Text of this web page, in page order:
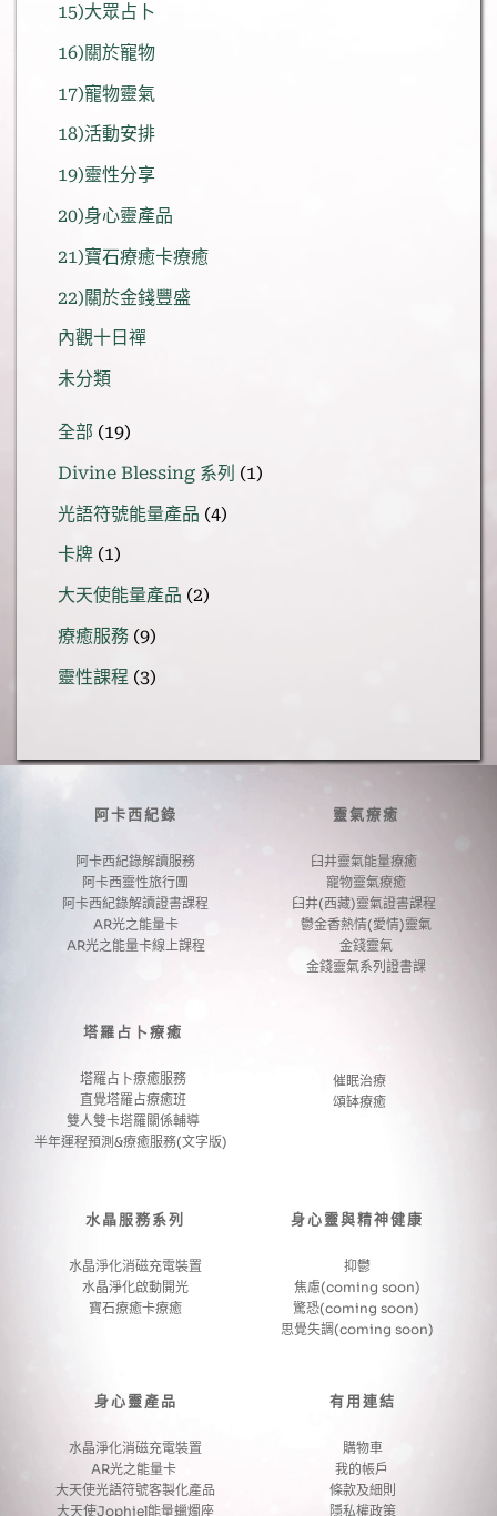
15)大眾占卜
16)關於寵物
17)寵物靈氣
18)活動安排
19)靈性分享
20)身心靈產品
21)寶石療癒卡療癒
22)關於金錢豐盛
內觀十日禪
未分類
全部 1919
產
品
Divine Blessing 系列 11
光語符號能量產品 44
卡牌 11
產
品
大天使能量產品 22
療癒服務 99
產
靈性課程 33
阿卡西紀錄
阿卡西紀錄解讀服務
阿卡西靈性旅行團
阿卡西紀錄解讀證書課程
AR光之能量卡
AR光之能量卡線上課程
靈氣療癒
臼井靈氣能量療癒
寵物靈氣療癒
臼井(西藏)靈氣證書課程
鬱金香熱情(愛情)靈氣
金錢靈氣
金錢靈氣系列證書課
塔羅占卜療癒
塔羅占卜療癒服務
直覺塔羅占療癒班
雙人雙卡塔羅關係輔導
半年運程預測&療癒服務(文字版)
催眠治療
頌缽療癒
水晶服務系列
水晶淨化消磁充電裝置
水晶淨化啟動開光
寶石療癒卡療癒
身心靈與精神健康
抑鬱
焦慮(coming soon)
驚恐(coming soon)
思覺失調(coming soon)
身心靈產品
水晶淨化消磁充電裝置
AR光之能量卡
大天使光語符號客製化產品
大天使Jophiel能量蠟燭座
有用連結
購物車
我的帳戶
條款及細則
隱私權政策